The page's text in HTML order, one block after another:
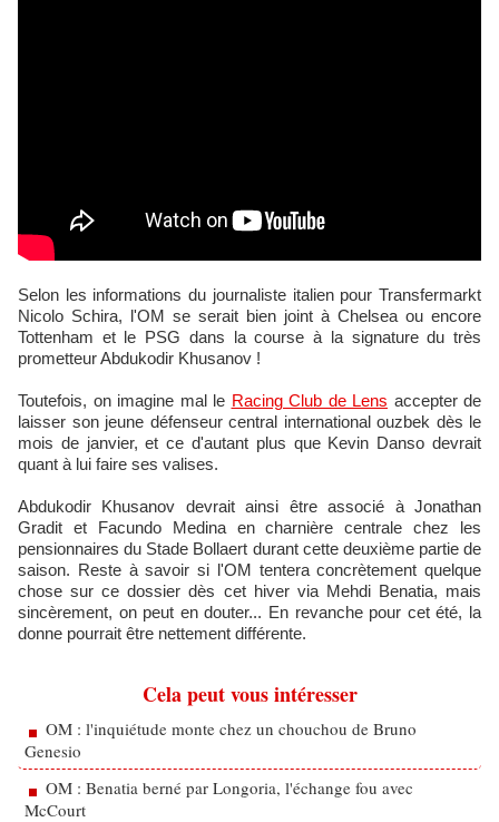
Selon les informations du journaliste italien pour Transfermarkt
Nicolo Schira, l'OM se serait bien joint à Chelsea ou encore
Tottenham et le PSG dans la course à la signature du très
prometteur Abdukodir Khusanov !
Toutefois, on imagine mal le Racing Club de Lens accepter de
laisser son jeune défenseur central international ouzbek dès le
mois de janvier, et ce d'autant plus que Kevin Danso devrait
quant à lui faire ses valises.
Abdukodir Khusanov devrait ainsi être associé à Jonathan
Gradit et Facundo Medina en charnière centrale chez les
pensionnaires du Stade Bollaert durant cette deuxième partie de
saison. Reste à savoir si l'OM tentera concrètement quelque
chose sur ce dossier dès cet hiver via Mehdi Benatia, mais
sincèrement, on peut en douter... En revanche pour cet été, la
donne pourrait être nettement différente.
Cela peut vous intéresser
OM : l'inquiétude monte chez un chouchou de Bruno
Genesio
OM : Benatia berné par Longoria, l'échange fou avec
McCourt